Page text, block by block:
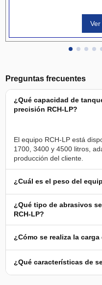
Preguntas frecuentes
¿Qué capacidad de
precisión RCH-LP?
El equipo RCH-LP está
1700, 3400 y 4500 litros,
¿Cuál es el peso del
¿Qué tipo de abrasivos
RCH-LP?
¿Cómo se realiza la
¿Qué características de